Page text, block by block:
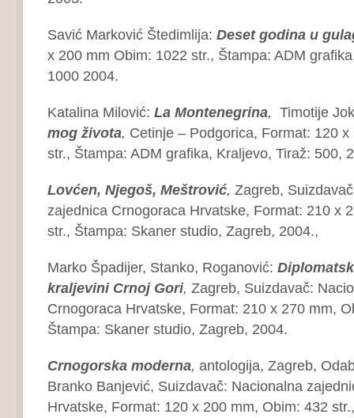
Savić Marković Štedimlija: Deset godina u
x 200 mm Obim: 1022 str., Štampa: ADM
1000 2004.
Katalina Milović: La Montenegrina, Timotije
mog života, Cetinje – Podgorica, Format: 120
str., Štampa: ADM grafika, Kraljevo, Tiraž: 500,
Lovćen, Njegoš, Meštrović, Zagreb,
zajednica Crnogoraca Hrvatske, Format: 210 x
str., Štampa: Skaner studio, Zagreb, 2004.,
Marko Špadijer, Stanko, Roganović:
kraljevini Crnoj Gori, Zagreb, Suizdavač:
Crnogoraca Hrvatske, Format: 210 x 270 mm,
Štampa: Skaner studio, Zagreb, 2004.
Crnogorska moderna, antologija, Zagreb,
Branko Banjević, Suizdavač: Nacionalna
Hrvatske, Format: 120 x 200 mm, Obim: 432